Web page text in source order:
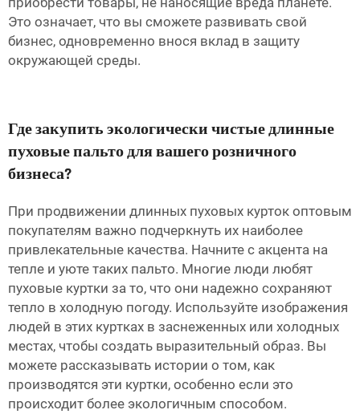
Это означает, что вы сможете развивать свой
бизнес, одновременно внося вклад в защиту
окружающей среды.
Где закупить экологически чистые длинные
пуховые пальто для вашего розничного
бизнеса?
При продвижении длинных пуховых курток оптовым
покупателям важно подчеркнуть их наиболее
привлекательные качества. Начните с акцента на
тепле и уюте таких пальто. Многие люди любят
пуховые куртки за то, что они надежно сохраняют
тепло в холодную погоду. Используйте изображения
людей в этих куртках в заснеженных или холодных
местах, чтобы создать выразительный образ. Вы
можете рассказывать истории о том, как
производятся эти куртки, особенно если это
происходит более экологичным способом.